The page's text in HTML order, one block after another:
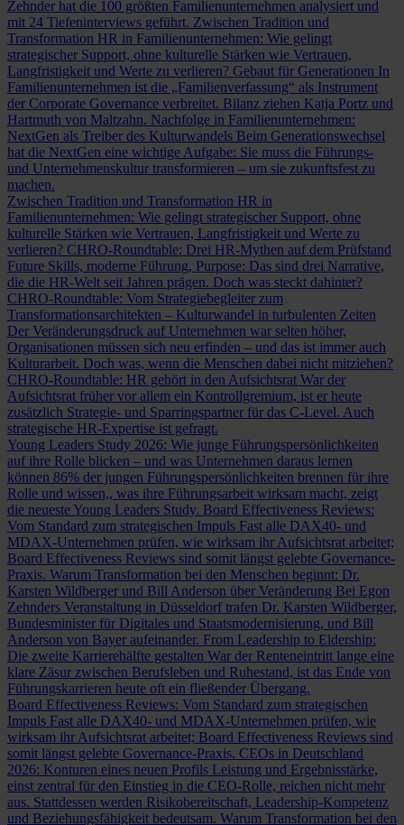
Zehnder hat die 100 größten Familienunternehmen analysiert und
mit 24 Tiefeninterviews geführt. Zwischen Tradition und
Transformation HR in Familienunternehmen: Wie gelingt
strategischer Support, ohne kulturelle Stärken wie Vertrauen,
Langfristigkeit und Werte zu verlieren? Gebaut für Generationen In
Familienunternehmen ist die „Familienverfassung“ als Instrument
der Corporate Governance verbreitet. Bilanz ziehen Katja Portz und
Hartmuth von Maltzahn. Nachfolge in Familienunternehmen:
NextGen als Treiber des Kulturwandels Beim Generationswechsel
hat die NextGen eine wichtige Aufgabe: Sie muss die Führungs-
und Unternehmenskultur transformieren – um sie zukunftsfest zu
machen.
Zwischen Tradition und Transformation HR in
Familienunternehmen: Wie gelingt strategischer Support, ohne
kulturelle Stärken wie Vertrauen, Langfristigkeit und Werte zu
verlieren? CHRO-Roundtable: Drei HR-Mythen auf dem Prüfstand
Future Skills, moderne Führung, Purpose: Das sind drei Narrative,
die die HR-Welt seit Jahren prägen. Doch was steckt dahinter?
CHRO-Roundtable: Vom Strategiebegleiter zum
Transformationsarchitekten – Kulturwandel in turbulenten Zeiten
Der Veränderungsdruck auf Unternehmen war selten höher,
Organisationen müssen sich neu erfinden – und das ist immer auch
Kulturarbeit. Doch was, wenn die Menschen dabei nicht mitziehen?
CHRO-Roundtable: HR gehört in den Aufsichtsrat War der
Aufsichtsrat früher vor allem ein Kontrollgremium, ist er heute
zusätzlich Strategie- und Sparringspartner für das C-Level. Auch
strategische HR-Expertise ist gefragt.
Young Leaders Study 2026: Wie junge Führungspersönlichkeiten
auf ihre Rolle blicken – und was Unternehmen daraus lernen
können 86% der jungen Führungspersönlichkeiten brennen für ihre
Rolle und wissen,, was ihre Führungsarbeit wirksam macht, zeigt
die neueste Young Leaders Study. Board Effectiveness Reviews:
Vom Standard zum strategischen Impuls Fast alle DAX40- und
MDAX-Unternehmen prüfen, wie wirksam ihr Aufsichtsrat arbeitet;
Board Effectiveness Reviews sind somit längst gelebte Governance-
Praxis. Warum Transformation bei den Menschen beginnt: Dr.
Karsten Wildberger und Bill Anderson über Veränderung Bei Egon
Zehnders Veranstaltung in Düsseldorf trafen Dr. Karsten Wildberger,
Bundesminister für Digitales und Staatsmodernisierung, und Bill
Anderson von Bayer aufeinander. From Leadership to Eldership:
Die zweite Karrierehälfte gestalten War der Renteneintritt lange eine
klare Zäsur zwischen Berufsleben und Ruhestand, ist das Ende von
Führungskarrieren heute oft ein fließender Übergang.
Board Effectiveness Reviews: Vom Standard zum strategischen
Impuls Fast alle DAX40- und MDAX-Unternehmen prüfen, wie
wirksam ihr Aufsichtsrat arbeitet; Board Effectiveness Reviews sind
somit längst gelebte Governance-Praxis. CEOs in Deutschland
2026: Konturen eines neuen Profils Leistung und Ergebnisstärke,
einst zentral für den Einstieg in die CEO-Rolle, reichen nicht mehr
aus. Stattdessen werden Risikobereitschaft, Leadership-Kompetenz
und Beziehungsfähigkeit bedeutsam. Warum Transformation bei den